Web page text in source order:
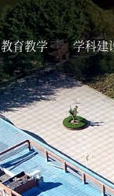
教育教学 学科建